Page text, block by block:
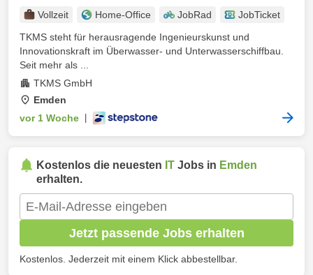
Vollzeit Home-Office JobRad
JobTicket
TKMS steht für herausragende Ingenieurskunst und
Innovationskraft im Überwasser- und Unterwasserschiffbau.
Seit mehr als ...
TKMS GmbH
Emden
vor 1 Woche
Kostenlos die neuesten IT Jobs in Emden
erhalten.
Jetzt passende Jobs erhalten
Kostenlos. Jederzeit mit einem Klick abbestellbar.